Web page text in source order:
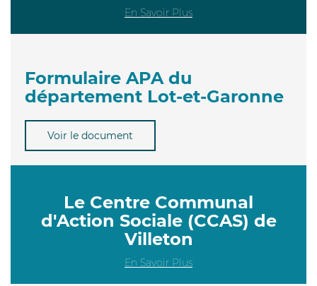
En Savoir Plus
Formulaire APA du
département Lot-et-Garonne
Voir le document
Le Centre Communal
d'Action Sociale (CCAS) de
Villeton
En Savoir Plus